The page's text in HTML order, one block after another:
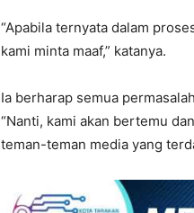
“Apabila ternyata dalam
kami minta maaf,” katanya.
Ia berharap semua
“Nanti, kami akan bertemu
teman-teman media yang